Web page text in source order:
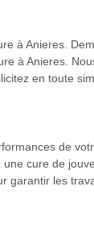
à Anieres.
à Anieres.
en toute
de
cure de
garantir les